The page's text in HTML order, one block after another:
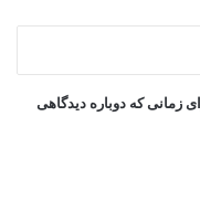
زمانی که دوباره دیدگاهی